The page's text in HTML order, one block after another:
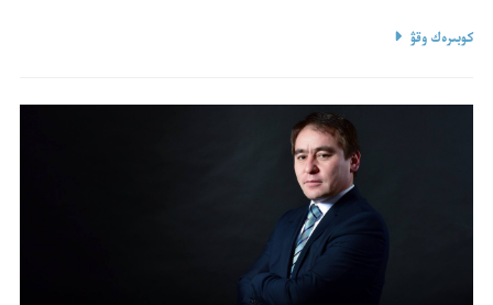
كوبىرەك وقۋ